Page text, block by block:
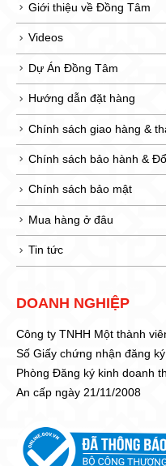
Giới thiệu về Đồng Tâm
Videos
Dự Án Đồng Tâm
Hướng dẫn đặt hàng
Chính sách giao hàng &
Chính sách bảo hành &
Chính sách bảo mật
Mua hàng ở đâu
Tin tức
DOANH NGHIỆP
Công ty TNHH Một thành
Số Giấy chứng nhận đăng
Phòng Đăng ký kinh doanh
An cấp ngày 21/11/2008